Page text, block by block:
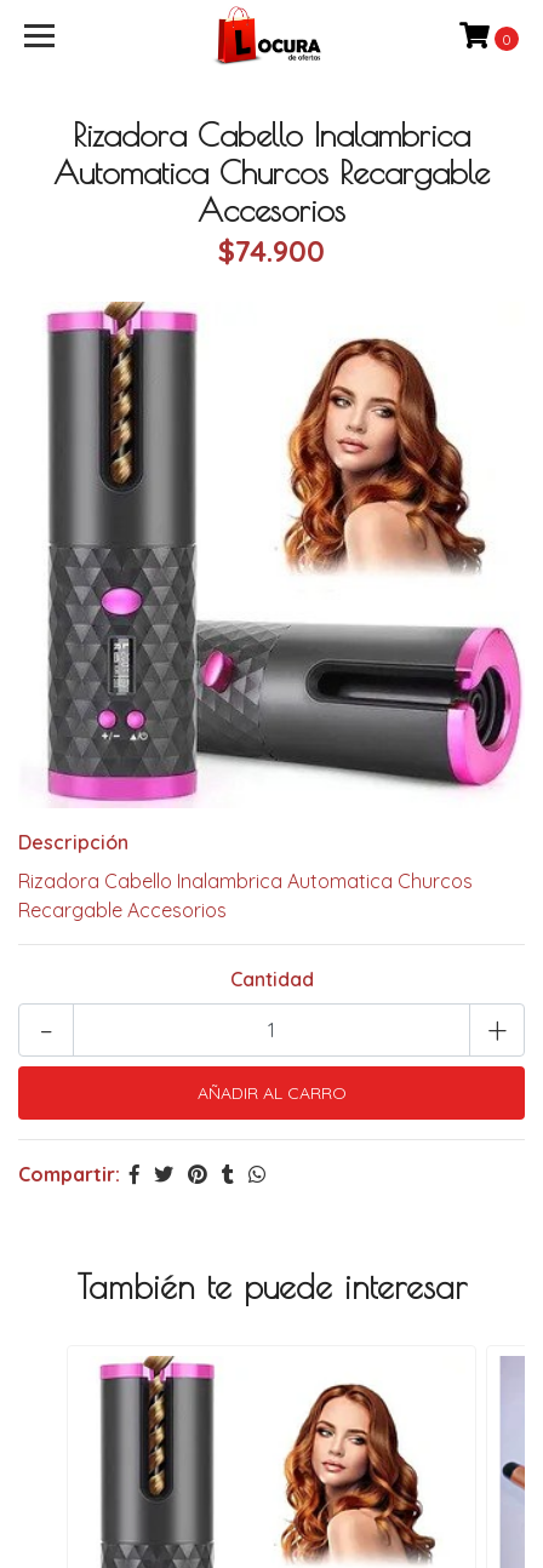
0
Rizadora Cabello Inalambrica
Automatica Churcos Recargable
Accesorios
$74.900
Descripción
Rizadora Cabello Inalambrica Automatica Churcos
Recargable Accesorios
Cantidad
+
-
Compartir:
También te puede interesar